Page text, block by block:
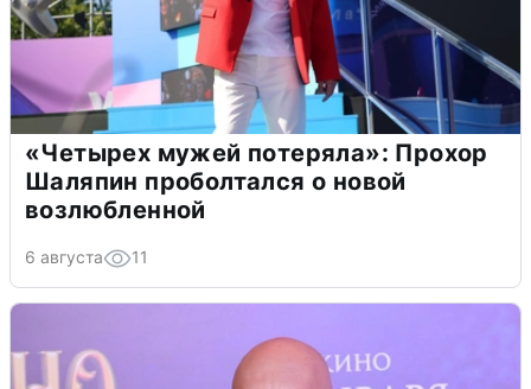
«Четырех мужей потеряла»: Прохор
Шаляпин проболтался о новой
возлюбленной
6 августа 11